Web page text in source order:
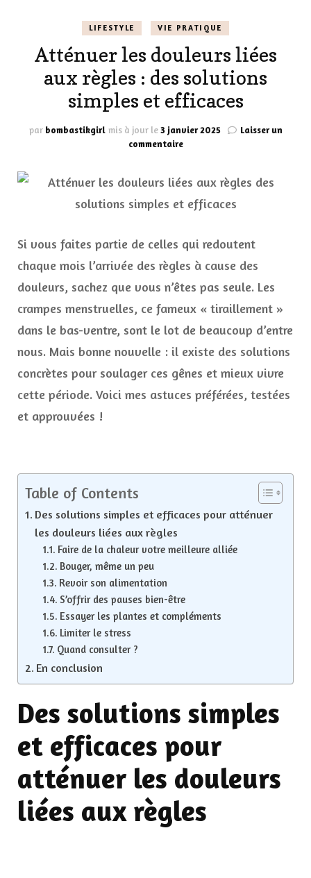
LIFESTYLE VIE PRATIQUE
Atténuer les douleurs liées
aux règles : des solutions
simples et efficaces
par bombastikgirl mis à jour le3 janvier 2025
Laisser un
commentairesur
douleurs
liées
aux
:
des
solutions
simples
efficaces
Si vous faites partie de celles qui redoutent
chaque mois l’arrivée des règles à cause des
douleurs, sachez que vous n’êtes pas seule. Les
crampes menstruelles, ce fameux « tiraillement »
dans le bas-ventre, sont le lot de beaucoup d’entre
nous. Mais bonne nouvelle : il existe des solutions
concrètes pour soulager ces gênes et mieux vivre
cette période. Voici mes astuces préférées, testées
et approuvées !
Table of Contents
Des solutions simples et efficaces pour atténuer
les douleurs liées aux règles
Faire de la chaleur votre meilleure alliée
Bouger, même un peu
Revoir son alimentation
S’offrir des pauses bien-être
Essayer les plantes et compléments
Limiter le stress
Quand consulter ?
En conclusion
Des solutions simples
et efficaces pour
atténuer les douleurs
liées aux règles